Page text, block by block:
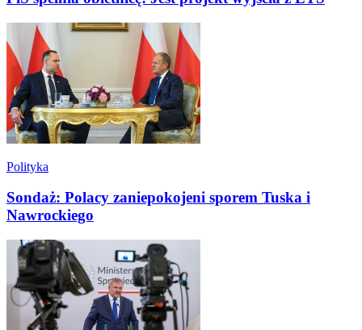
Polityka
Sondaż: Polacy zaniepokojeni sporem Tuska i
Nawrockiego